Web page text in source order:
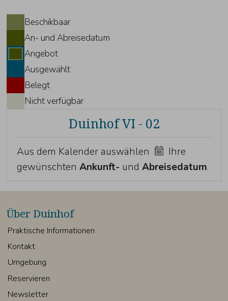
Beschikbaar
An- und Abreisedatum
Angebot
Ausgewählt
Belegt
Nicht verfügbar
Duinhof VI - 02
Aus dem Kalender auswählen
Ihre
gewünschtenAnkunft- undAbreisedatum.
Über Duinhof
Praktische Informationen
Kontakt
Umgebung
Reservieren
Newsletter